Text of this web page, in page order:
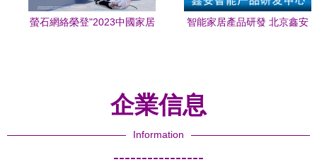
螢石網絡榮登"2023中國家居
智能家居產品研發 北京鑫安
企業信息
Information
----------------